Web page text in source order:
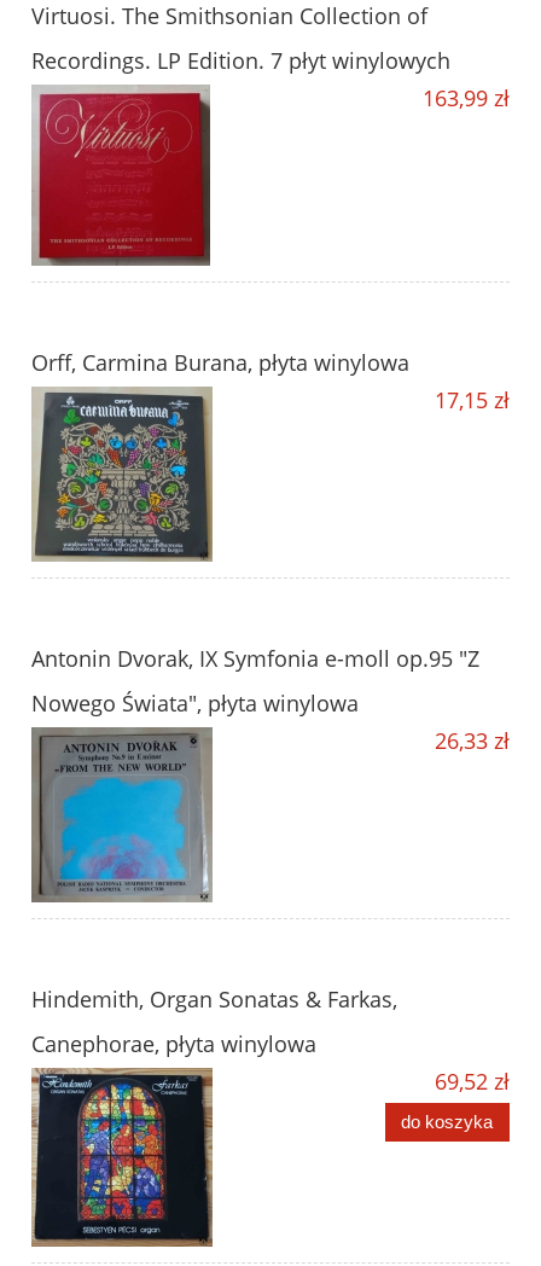
Virtuosi. The Smithsonian Collection of
Recordings. LP Edition. 7 płyt winylowych
163,99 zł
Orff, Carmina Burana, płyta winylowa
17,15 zł
Antonin Dvorak, IX Symfonia e-moll op.95 "Z
Nowego Świata", płyta winylowa
26,33 zł
Hindemith, Organ Sonatas & Farkas,
Canephorae, płyta winylowa
69,52 zł
do koszyka